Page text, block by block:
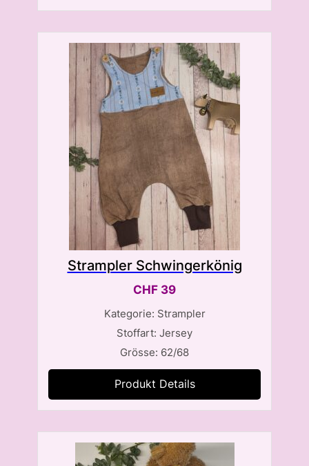
Strampler Schwingerkönig
CHF 39
Kategorie: Strampler
Stoffart: Jersey
Grösse: 62/68
Produkt Details